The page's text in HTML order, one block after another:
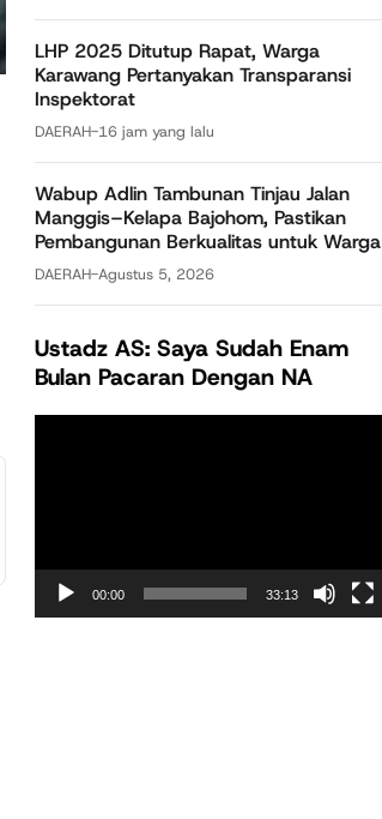
LHP 2025 Ditutup Rapat, Warga
Karawang Pertanyakan Transparansi
Inspektorat
DAERAH-16 jam yang lalu
Wabup Adlin Tambunan Tinjau Jalan
Manggis–Kelapa Bajohom, Pastikan
Pembangunan Berkualitas untuk Warga
DAERAH-Agustus 5, 2026
Ustadz AS: Saya Sudah Enam
Bulan Pacaran Dengan NA
00:00 33:13